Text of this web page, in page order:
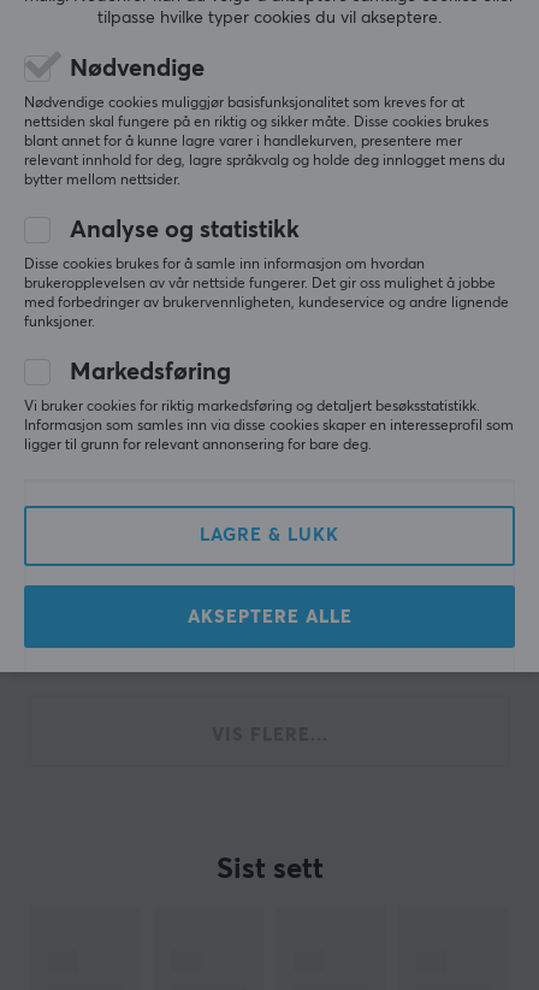
2290 kr
Accentum Open True
Wireless in-Ear
Ørepropper - Cream
Wireless In-Ear
Ørepropper - Svart
1090 kr
Sist sett
tilpasse hvilke typer cookies du vil akseptere.
Nødvendige
Nødvendige cookies muliggjør basisfunksjonalitet som kreves for at
nettsiden skal fungere på en riktig og sikker måte. Disse cookies brukes
blant annet for å kunne lagre varer i handlekurven, presentere mer
relevant innhold for deg, lagre språkvalg og holde deg innlogget mens du
bytter mellom nettsider.
Analyse og statistikk
Disse cookies brukes for å samle inn informasjon om hvordan
brukeropplevelsen av vår nettside fungerer. Det gir oss mulighet å jobbe
med forbedringer av brukervennligheten, kundeservice og andre lignende
funksjoner.
Markedsføring
Vi bruker cookies for riktig markedsføring og detaljert besøksstatistikk.
Informasjon som samles inn via disse cookies skaper en interesseprofil som
ligger til grunn for relevant annonsering for bare deg.
LAGRE & LUKK
AKSEPTERE ALLE